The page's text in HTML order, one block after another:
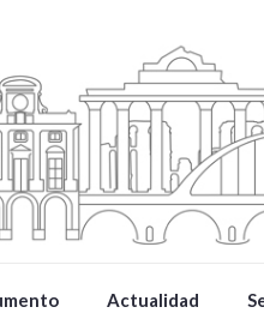
Actualidad